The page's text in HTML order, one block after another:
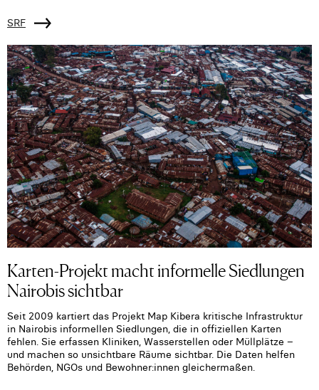
SRF
Karten-Projekt macht informelle Siedlungen
Nairobis sichtbar
Seit 2009 kartiert das Projekt Map Kibera kritische Infrastruktur
in Nairobis informellen Siedlungen, die in offiziellen Karten
fehlen. Sie erfassen Kliniken, Wasserstellen oder Müllplätze –
und machen so unsichtbare Räume sichtbar. Die Daten helfen
Behörden, NGOs und Bewohner:innen gleichermaßen.